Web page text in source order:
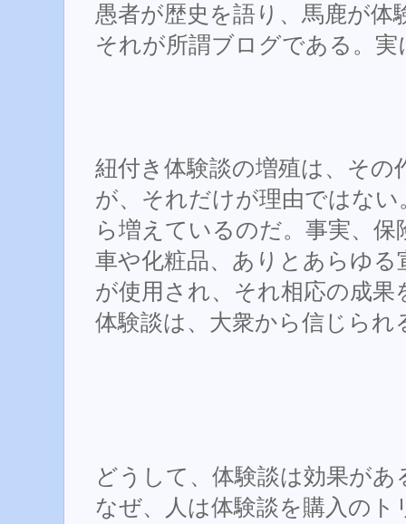
愚者が歴史を語り、馬鹿が体
それが所謂ブログである。
紐付き体験談の増殖は、その
が、それだけが理由ではな
ら増えているのだ。事実、
車や化粧品、ありとあらゆる
が使用され、それ相応の成果
体験談は、大衆から信じられ
どうして、体験談は効果があ
なぜ、人は体験談を購入の